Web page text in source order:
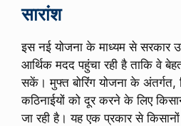
सारांश
इस नई योजना के माध्यम से सरकार
आर्थिक मदद पहुंचा रही है ताकि वे
सकें। मुफ्त बोरिंग योजना के अंतर्गत,
कठिनाईयों को दूर करने के लिए
जा रही है। यह एक प्रकार से